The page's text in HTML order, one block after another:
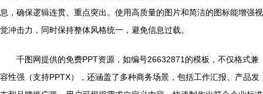
息，确保逻辑连贯、重点突出。使用高质量的图片和简洁的图标能增强视
觉冲击力，同时保持整体风格统一，避免信息过载。
千图网提供的免费PPT资源，如编号26632871的模板，不仅格式兼
容性强（支持PPTX），还涵盖了多种商务场景，包括工作汇报、产品发